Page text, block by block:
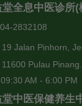
堂全息中医诊所(
04-2832108
19 Jalan Pinhorn,
11600 Pulau Pinang.
09:30 AM - 6:00 PM
堂中医保健养生